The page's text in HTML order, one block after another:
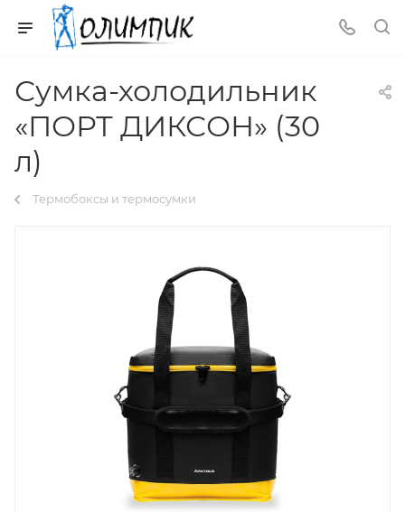
Сумка-холодильник
«ПОРТ ДИКСОН» (30
л)
Термобоксы и термосумки